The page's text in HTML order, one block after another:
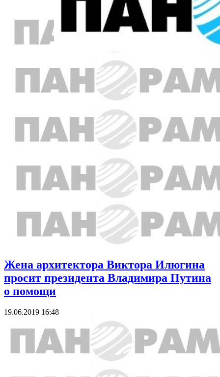
Жена архитектора Виктора Илюгина
просит президента Владимира Путина
о помощи
19.06.2019 16:48